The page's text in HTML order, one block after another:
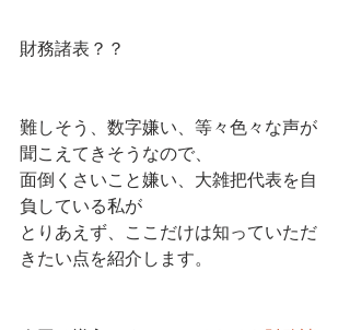
財務諸表？？
難しそう、数字嫌い、等々色々な声が
聞こえてきそうなので、
面倒くさいこと嫌い、大雑把代表を自
負している私が
とりあえず、ここだけは知っていただ
きたい点を紹介します。